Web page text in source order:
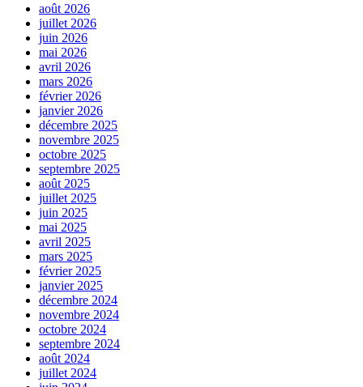
août 2026
juillet 2026
juin 2026
mai 2026
avril 2026
mars 2026
février 2026
janvier 2026
décembre 2025
novembre 2025
octobre 2025
septembre 2025
août 2025
juillet 2025
juin 2025
mai 2025
avril 2025
mars 2025
février 2025
janvier 2025
décembre 2024
novembre 2024
octobre 2024
septembre 2024
août 2024
juillet 2024